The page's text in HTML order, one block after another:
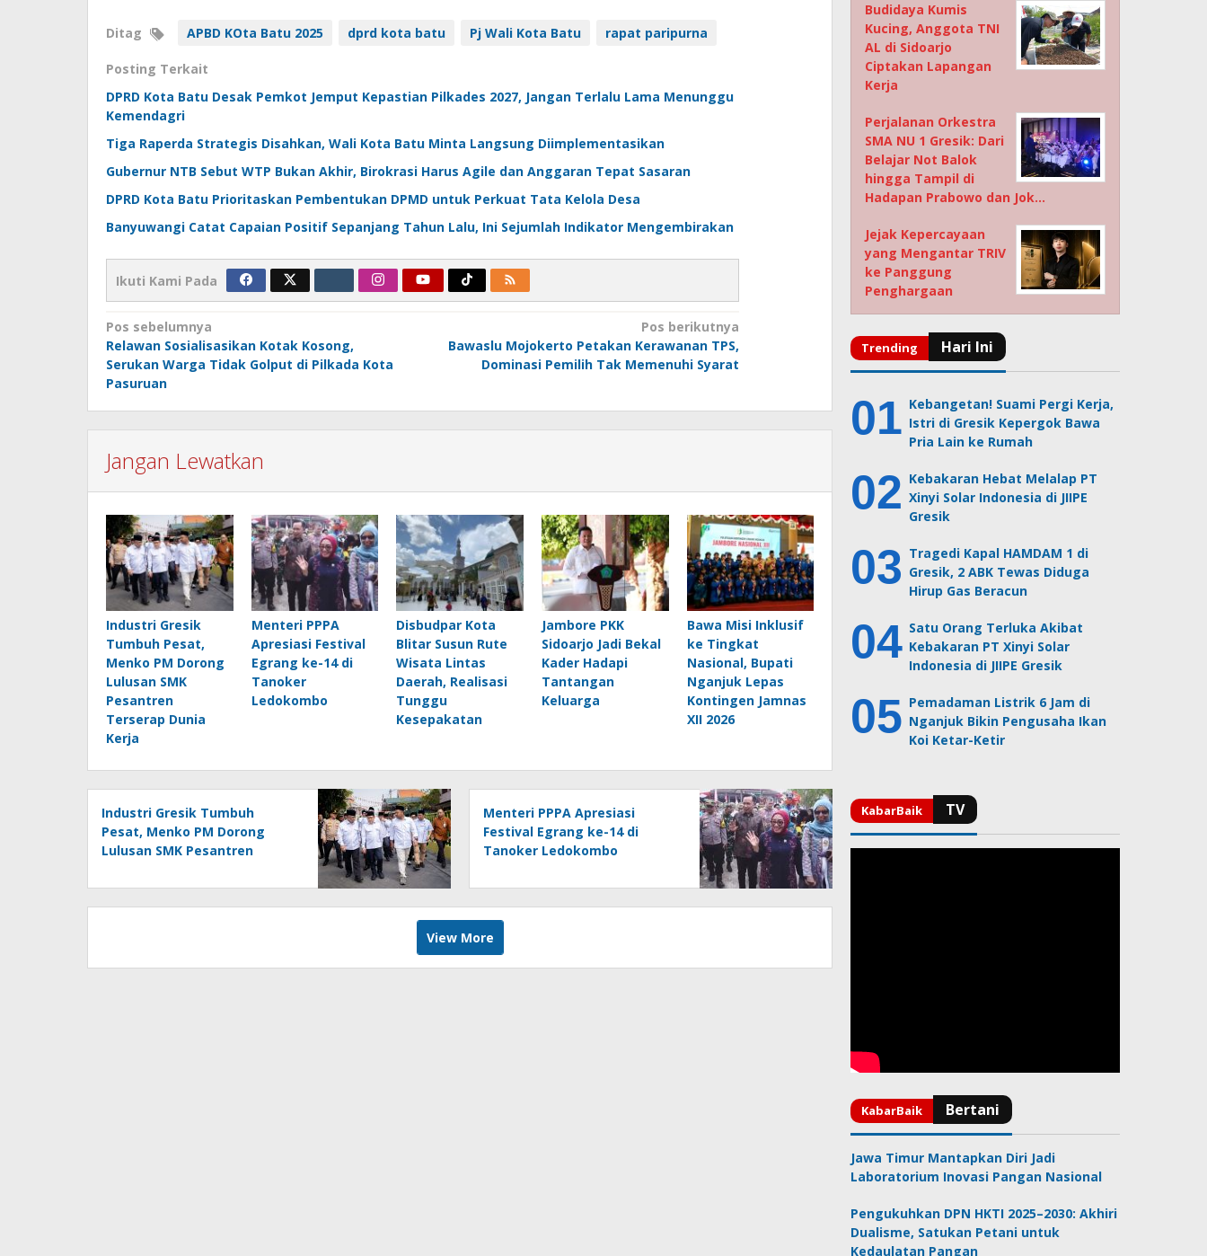
Ditag APBD KOta Batu 2025 dprd kota batu Pj Wali Kota Batu rapat paripurna
Posting Terkait
DPRD Kota Batu Desak Pemkot Jemput Kepastian Pilkades 2027, Jangan Terlalu Lama Menunggu
Kemendagri
Tiga Raperda Strategis Disahkan, Wali Kota Batu Minta Langsung Diimplementasikan
Gubernur NTB Sebut WTP Bukan Akhir, Birokrasi Harus Agile dan Anggaran Tepat Sasaran
DPRD Kota Batu Prioritaskan Pembentukan DPMD untuk Perkuat Tata Kelola Desa
Banyuwangi Catat Capaian Positif Sepanjang Tahun Lalu, Ini Sejumlah Indikator Mengembirakan
Ikuti Kami Pada
Navigasi
pos
Pos sebelumnya
Relawan Sosialisasikan Kotak Kosong,
Serukan Warga Tidak Golput di Pilkada Kota
Pasuruan
Pos berikutnya
Bawaslu Mojokerto Petakan Kerawanan TPS,
Dominasi Pemilih Tak Memenuhi Syarat
Jangan Lewatkan
Industri Gresik
Tumbuh Pesat,
Menko PM Dorong
Lulusan SMK
Pesantren
Terserap Dunia
Kerja
Menteri PPPA
Apresiasi Festival
Egrang ke-14 di
Tanoker
Ledokombo
Disbudpar Kota
Blitar Susun Rute
Wisata Lintas
Daerah, Realisasi
Tunggu
Kesepakatan
Jambore PKK
Sidoarjo Jadi Bekal
Kader Hadapi
Tantangan
Keluarga
Bawa Misi Inklusif
ke Tingkat
Nasional, Bupati
Nganjuk Lepas
Kontingen Jamnas
XII 2026
Industri Gresik Tumbuh
Pesat, Menko PM Dorong
Lulusan SMK Pesantren
Menteri PPPA Apresiasi
Festival Egrang ke-14 di
Tanoker Ledokombo
View More
Budidaya Kumis
Kucing, Anggota TNI
AL di Sidoarjo
Ciptakan Lapangan
Kerja
Perjalanan Orkestra
SMA NU 1 Gresik: Dari
Belajar Not Balok
hingga Tampil di
Hadapan Prabowo dan Jok…
Jejak Kepercayaan
yang Mengantar TRIV
ke Panggung
Penghargaan
Kebangetan! Suami Pergi Kerja,
Istri di Gresik Kepergok Bawa
Pria Lain ke Rumah
Kebakaran Hebat Melalap PT
Xinyi Solar Indonesia di JIIPE
Gresik
Tragedi Kapal HAMDAM 1 di
Gresik, 2 ABK Tewas Diduga
Hirup Gas Beracun
Satu Orang Terluka Akibat
Kebakaran PT Xinyi Solar
Indonesia di JIIPE Gresik
Pemadaman Listrik 6 Jam di
Nganjuk Bikin Pengusaha Ikan
Koi Ketar-Ketir
Jawa Timur Mantapkan Diri Jadi
Laboratorium Inovasi Pangan Nasional
Pengukuhkan DPN HKTI 2025–2030: Akhiri
Dualisme, Satukan Petani untuk
Kedaulatan Pangan